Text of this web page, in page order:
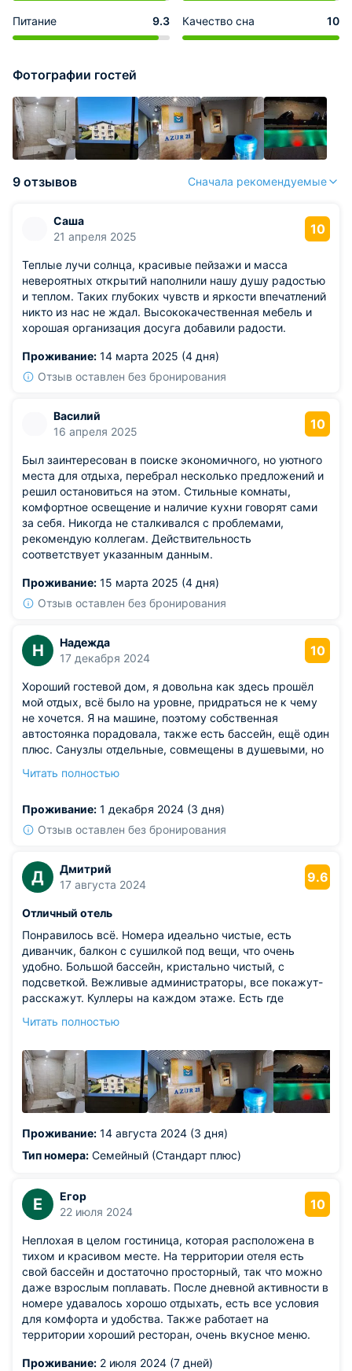
Питание 9.3 Качество сна 10
Фотографии гостей
9 отзывов Сначала рекомендуемые
Саша
21 апреля 2025
10
Теплые лучи солнца, красивые пейзажи и масса
невероятных открытий наполнили нашу душу радостью
и теплом. Таких глубоких чувств и яркости впечатлений
никто из нас не ждал. Высококачественная мебель и
хорошая организация досуга добавили радости.
Проживание: 14 марта 2025 (4 дня)
Отзыв оставлен без бронирования
Василий
16 апреля 2025
10
Был заинтересован в поиске экономичного, но уютного
места для отдыха, перебрал несколько предложений и
решил остановиться на этом. Стильные комнаты,
комфортное освещение и наличие кухни говорят сами
за себя. Никогда не сталкивался с проблемами,
рекомендую коллегам. Действительность
соответствует указанным данным.
Проживание: 15 марта 2025 (4 дня)
Отзыв оставлен без бронирования
Н
Надежда
17 декабря 2024
10
Хороший гостевой дом, я довольна как здесь прошёл
мой отдых, всё было на уровне, придраться не к чему
не хочется. Я на машине, поэтому собственная
автостоянка порадовала, также есть бассейн, ещё один
плюс. Санузлы отдельные, совмещены в душевыми, но
вполне вкусно там готовят, рядом есть где прогуляться
Читать полностью
Проживание: 1 декабря 2024 (3 дня)
Отзыв оставлен без бронирования
Д
Дмитрий
17 августа 2024
9.6
Отличный отель
Понравилось всё. Номера идеально чистые, есть
диванчик, балкон с сушилкой под вещи, что очень
удобно. Большой бассейн, кристально чистый, с
подсветкой. Вежливые администраторы, все покажут-
расскажут. Куллеры на каждом этаже. Есть где
поставить машину. Вернулись бы еще сюда с
Из недостатков: нет фена.
Читать полностью
Проживание: 14 августа 2024 (3 дня)
Тип номера: Семейный (Стандарт плюс)
Е
Егор
22 июля 2024
10
Неплохая в целом гостиница, которая расположена в
тихом и красивом месте. На территории отеля есть
свой бассейн и достаточно просторный, так что можно
даже взрослым поплавать. После дневной активности в
номере удавалось хорошо отдыхать, есть все условия
для комфорта и удобства. Также работает на
территории хороший ресторан, очень вкусное меню.
Проживание: 2 июля 2024 (7 дней)